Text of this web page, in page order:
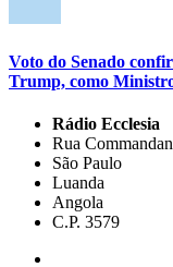
Voto do Senado
Trump, como
Rádio Ecclesia
Rua
São Paulo
Luanda
Angola
C.P. 3579